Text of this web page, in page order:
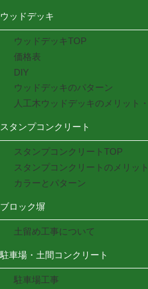
ウッドデッキ
ウッドデッキTOP
価格表
DIY
ウッドデッキのパターン
人工木ウッドデッキのメリット
スタンプコンクリート
スタンプコンクリートTOP
スタンプコンクリートのメリッ
カラーとパターン
ブロック塀
土留め工事について
駐車場・土間コンクリート
駐車場工事